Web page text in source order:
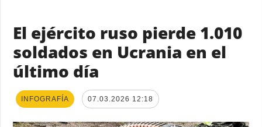
El ejército ruso pierde 1.010
soldados en Ucrania en el
último día
INFOGRAFÍA 07.03.2026 12:18